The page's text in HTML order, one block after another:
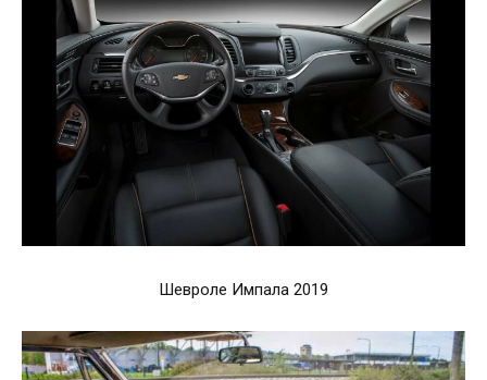
Шевроле Импала 2019